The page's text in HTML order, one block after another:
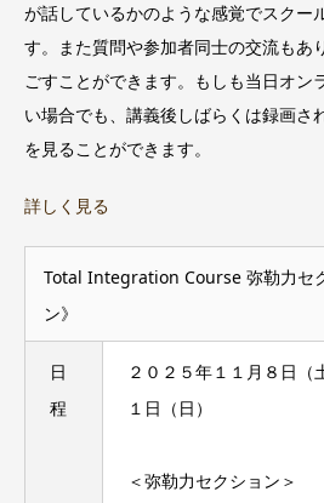
が話しているかのような感覚でスクー
す。また質問や参加者同士の交流もあ
ごすことができます。もしも当日オン
い場合でも、講義後しばらくは録画さ
を見ることができます。
詳しく見る
Total Integration Course 弥勒力セ
ン》
日
程
２０２５年１１月８日（
１日（日）
＜弥勒力セクション＞